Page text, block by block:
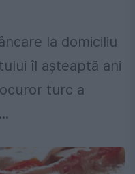
la domiciliu
îl așteaptă ani
turc a